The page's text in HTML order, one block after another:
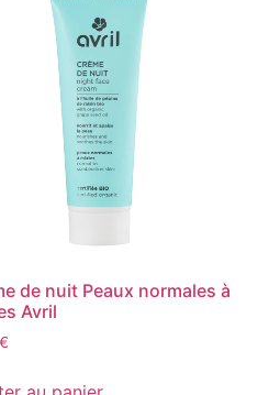
de nuit Peaux normales à
Avril
€